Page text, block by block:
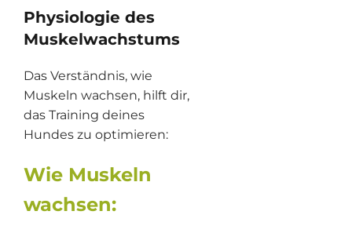
Physiologie des
Muskelwachstums
Das Verständnis, wie
Muskeln wachsen, hilft dir,
das Training deines
Hundes zu optimieren:
Wie Muskeln
wachsen: